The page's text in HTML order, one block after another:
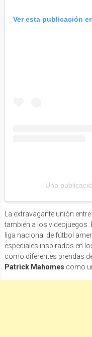
Ver esta publicación
Una
La extravagante unión entre
también a los videojuegos.
liga nacional de fútbol
especiales inspirados en
como diferentes prendas
Patrick Mahomes como